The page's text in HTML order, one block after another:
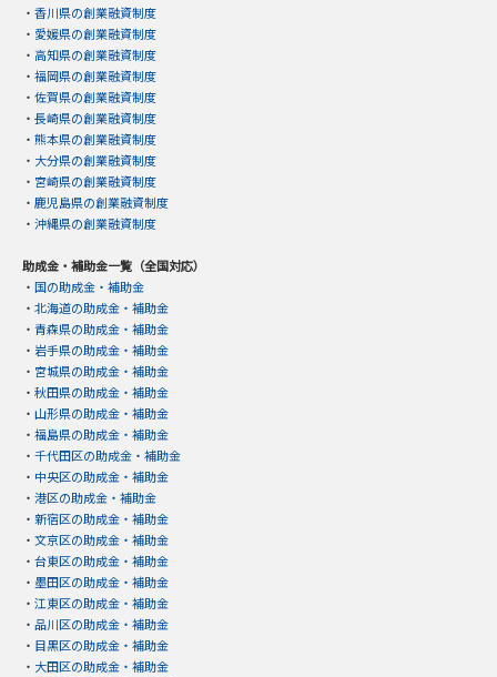
・ 香川県の創業融資制度
・ 愛媛県の創業融資制度
・ 高知県の創業融資制度
・ 福岡県の創業融資制度
・ 佐賀県の創業融資制度
・ 長崎県の創業融資制度
・ 熊本県の創業融資制度
・ 大分県の創業融資制度
・ 宮崎県の創業融資制度
・ 鹿児島県の創業融資制度
・ 沖縄県の創業融資制度
助成金・補助金一覧（全国対応）
・ 国の助成金・補助金
・ 北海道の助成金・補助金
・ 青森県の助成金・補助金
・ 岩手県の助成金・補助金
・ 宮城県の助成金・補助金
・ 秋田県の助成金・補助金
・ 山形県の助成金・補助金
・ 福島県の助成金・補助金
・ 千代田区の助成金・補助金
・ 中央区の助成金・補助金
・ 港区の助成金・補助金
・ 新宿区の助成金・補助金
・ 文京区の助成金・補助金
・ 台東区の助成金・補助金
・ 墨田区の助成金・補助金
・ 江東区の助成金・補助金
・ 品川区の助成金・補助金
・ 目黒区の助成金・補助金
・ 大田区の助成金・補助金